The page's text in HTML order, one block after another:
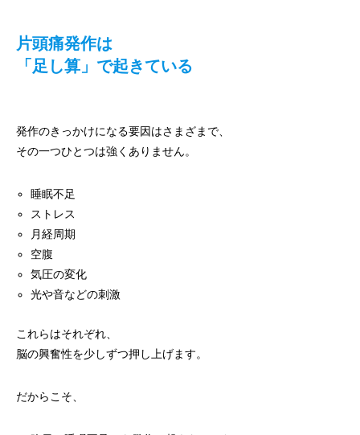
片頭痛発作は
「足し算」で起きている
発作のきっかけになる要因はさまざまで、
その一つひとつは強くありません。
睡眠不足
ストレス
月経周期
空腹
気圧の変化
光や音などの刺激
これらはそれぞれ、
脳の興奮性を少しずつ押し上げます。
だからこそ、